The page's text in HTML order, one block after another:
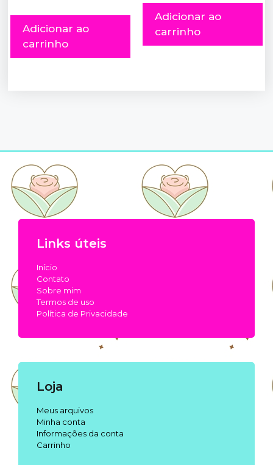
Adicionar ao
carrinho
Adicionar ao
carrinho
Links úteis
Início
Contato
Sobre mim
Termos de uso
Política de Privacidade
Loja
Meus arquivos
Minha conta
Informações da conta
Carrinho